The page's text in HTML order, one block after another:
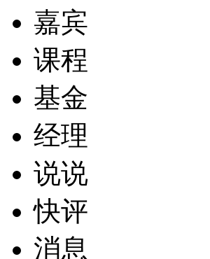
嘉宾
课程
基金
经理
说说
快评
消息